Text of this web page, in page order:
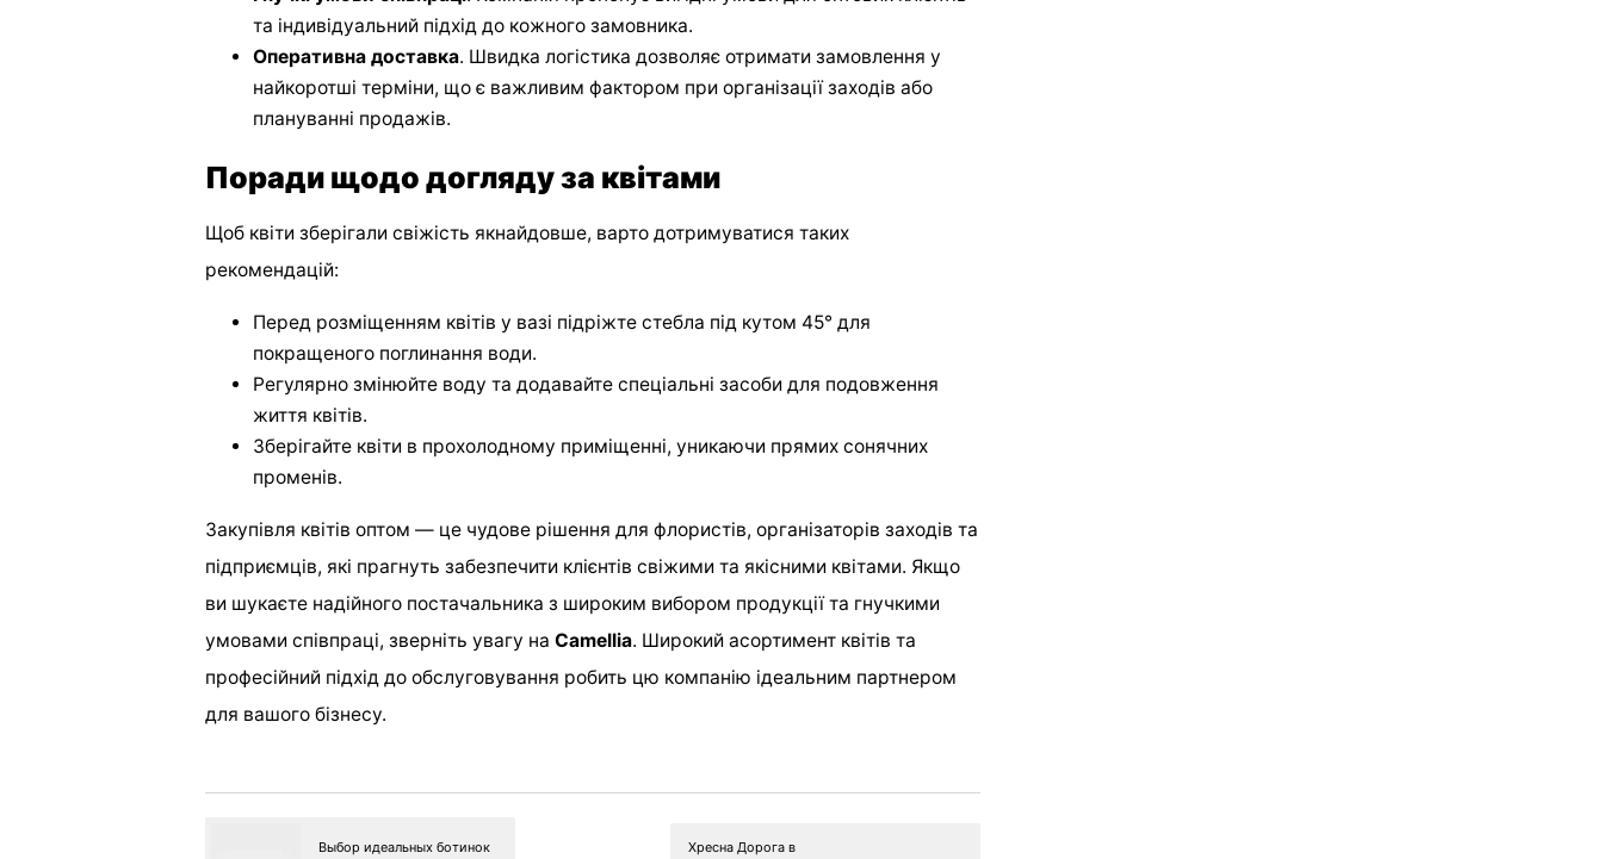
та індивідуальний підхід до кожного замовника.
Оперативна доставка. Швидка логістика дозволяє отримати замовлення у
найкоротші терміни, що є важливим фактором при організації заходів або
плануванні продажів.
Поради щодо догляду за квітами
Щоб квіти зберігали свіжість якнайдовше, варто дотримуватися таких
рекомендацій:
Перед розміщенням квітів у вазі підріжте стебла під кутом 45° для
покращеного поглинання води.
Регулярно змінюйте воду та додавайте спеціальні засоби для подовження
життя квітів.
Зберігайте квіти в прохолодному приміщенні, уникаючи прямих сонячних
променів.
Закупівля квітів оптом — це чудове рішення для флористів, організаторів заходів та
підприємців, які прагнуть забезпечити клієнтів свіжими та якісними квітами. Якщо
ви шукаєте надійного постачальника з широким вибором продукції та гнучкими
умовами співпраці, зверніть увагу на Camellia. Широкий асортимент квітів та
професійний підхід до обслуговування робить цю компанію ідеальним партнером
для вашого бізнесу.
Выбор идеальных ботинок Хресна Дорога в